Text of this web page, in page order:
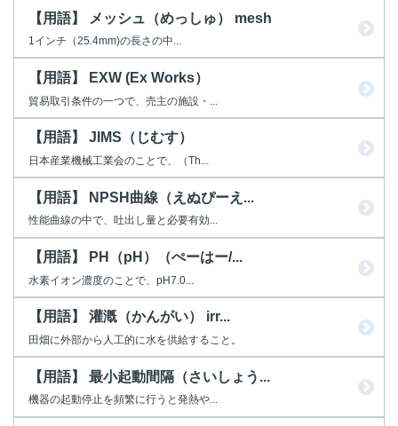
【用語】 メッシュ（めっしゅ） mesh
1インチ（25.4mm)の長さの中...
【用語】 EXW (Ex Works）
貿易取引条件の一つで、売主の施設・...
【用語】 JIMS（じむす）
日本産業機械工業会のことで、（Th...
【用語】 NPSH曲線（えぬぴーえ...
性能曲線の中で、吐出し量と必要有効...
【用語】 PH（pH）（ぺーはー/...
水素イオン濃度のことで、pH7.0...
【用語】 灌漑（かんがい） irr...
田畑に外部から人工的に水を供給すること。
【用語】 最小起動間隔（さいしょう...
機器の起動停止を頻繁に行うと発熱や...